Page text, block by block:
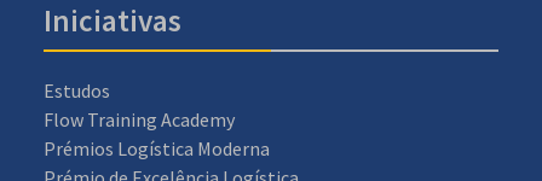
Iniciativas
Estudos
Flow Training Academy
Prémios Logística Moderna